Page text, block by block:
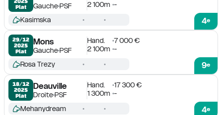
Plat
GauchePSF
2 100m -
4e
Kasimska
29/12
2025
Plat
Mons
GauchePSF
Hand.
7 000 €
2 100m -
9e
Rosa Trezy
18/12
2025
Plat
Deauville
DroitePSF
Hand.
17 300 €
1 300m -
4e
Mehanydream